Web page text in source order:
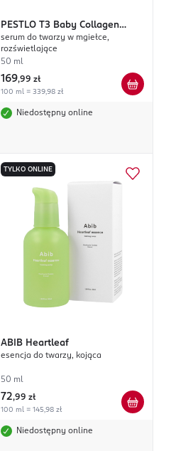
PESTLO
T3 Baby Collagen
Glow
serum do twarzy w mgiełce,
rozświetlające
50 ml
169,99 zł
100 ml = 339,98 zł
Niedostępny online
TYLKO ONLINE
ABIB Heartleaf
esencja do twarzy, kojąca
50 ml
72,99 zł
100 ml = 145,98 zł
Niedostępny online